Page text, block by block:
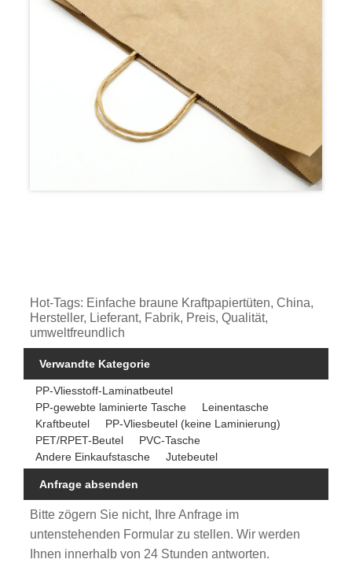
Hot-Tags: Einfache braune Kraftpapiertüten, China,
Hersteller, Lieferant, Fabrik, Preis, Qualität,
umweltfreundlich
Verwandte Kategorie
PP-Vliesstoff-Laminatbeutel
PP-gewebte laminierte Tasche
Leinentasche
Kraftbeutel
PP-Vliesbeutel (keine Laminierung)
PET/RPET-Beutel
PVC-Tasche
Andere Einkaufstasche
Jutebeutel
Anfrage absenden
Bitte zögern Sie nicht, Ihre Anfrage im
untenstehenden Formular zu stellen. Wir werden
Ihnen innerhalb von 24 Stunden antworten.